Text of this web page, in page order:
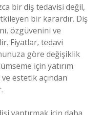
bir diş tedavisi değil,
bir karardır. Diş
özgüvenini ve
Fiyatlar, tedavi
göre değişiklik
için yatırım
estetik açından